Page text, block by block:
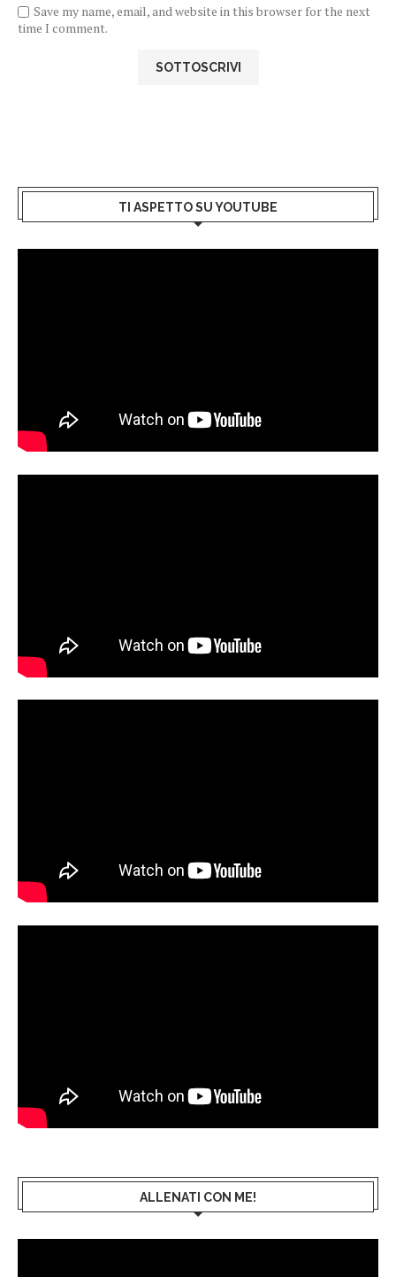
Save my name, email, and website in this browser for the next
time I comment.
TI ASPETTO SU YOUTUBE
ALLENATI CON ME!